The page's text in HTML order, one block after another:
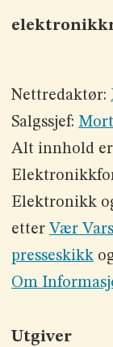
Nettredaktør:
Salgssjef:
Alt innhold er
Elektronikk
etter Vær
presseskikk
Om
Utgiver